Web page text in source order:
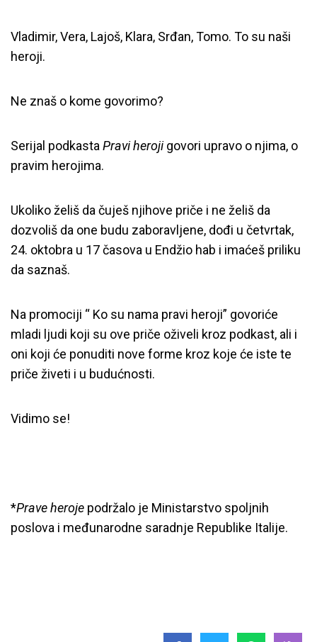
Vladimir, Vera, Lajoš, Klara, Srđan, Tomo. To su naši
heroji.
Ne znaš o kome govorimo?
Serijal podkasta Pravi herojigovori upravo o njima, o
pravim herojima.
Ukoliko želiš da čuješ njihove priče i ne želiš da
dozvoliš da one budu zaboravljene, dođi u četvrtak,
24. oktobra u 17 časova u Endžio hab i imaćeš priliku
da saznaš.
Na promociji “ Ko su nama pravi heroji” govoriće
mladi ljudi koji su ove priče oživeli kroz podkast, ali i
oni koji će ponuditi nove forme kroz koje će iste te
priče živeti i u budućnosti.
Vidimo se!
*Prave heroje podržalo je Ministarstvo spoljnih
poslova i međunarodne saradnje Republike Italije.